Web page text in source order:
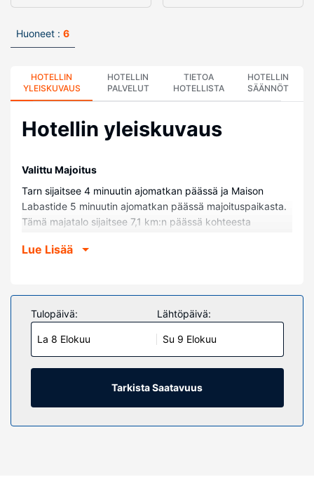
Huoneet : 6
HOTELLIN
YLEISKUVAUS
HOTELLIN
PALVELUT
TIETOA
HOTELLISTA
HOTELLIN
SÄÄNNÖT
Hotellin yleiskuvaus
Valittu Majoitus
Tarn sijaitsee 4 minuutin ajomatkan päässä ja Maison
Labastide 5 minuutin ajomatkan päässä majoituspaikasta.
Tämä majatalo sijaitsee 7,1 km:n päässä kohteesta
d'Albin kilparata.
Tässä majoituspaikassa on 6 yksilöllisesti sisustettua
huonetta. Voit valmistaa aterioita jaetussa keittiössä.
Ilmainen langaton internetyhteys pitää sinut yhteydessä
verkkoon. Huoneissa on oma kylpyhuone, ja sen
varusteluun kuuluu ilmaiset hygieniatuotteet ja
hiustenkuivaaja.
Kiinteistön miellyttävyys
ulkouima-allas ja vuokrattavat polkupyörät. Tämän
Lue Lisää
Tulopäivä:
La 8 Elokuu
Lähtöpäivä:
Su 9 Elokuu
Tarkista Saatavuus